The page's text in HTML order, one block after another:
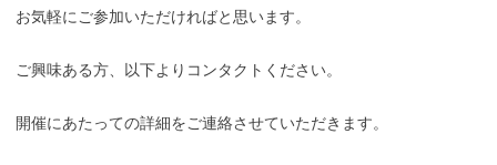
お気軽にご参加いただければと思います。
ご興味ある方、以下よりコンタクトください。
開催にあたっての詳細をご連絡させていただきます。